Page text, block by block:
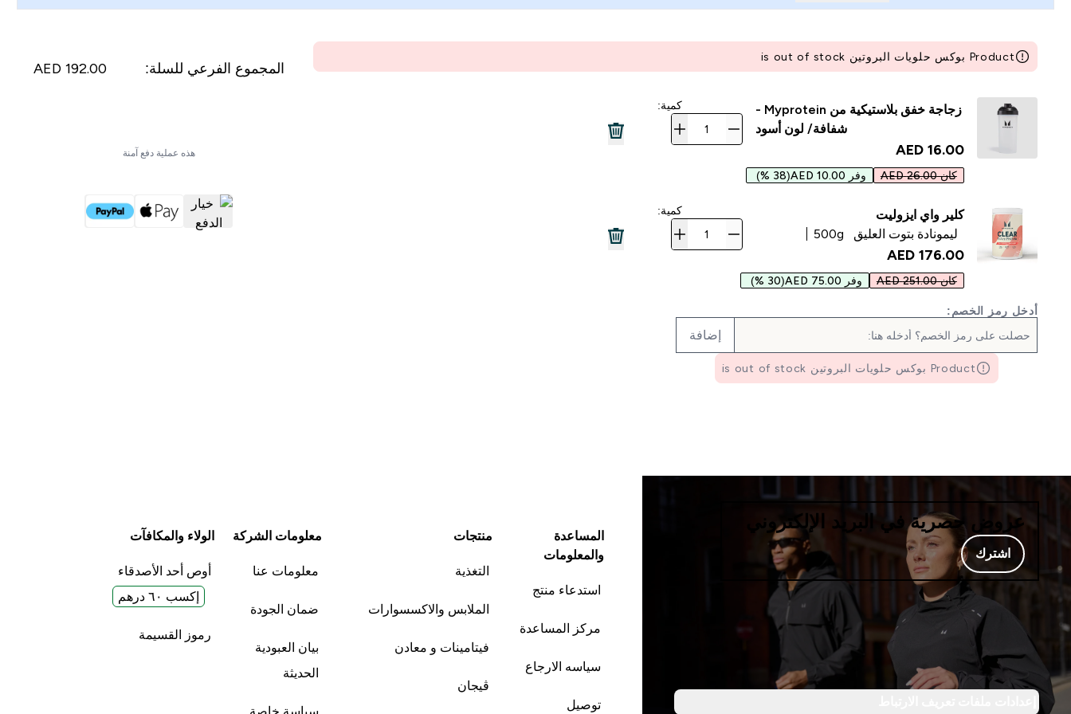
Product بوكس حلويات البروتين is out of stock
زجاجة خفق بلاستيكية من Myprotein -
شفافة/ لون أسود
16.00 AED‎
كان 26.00 AED وفر 10.00 AED (38 %)
كمية:
كلير واي ايزوليت
ليمونادة بتوت العليق
500g
176.00 AED‎
كان 251.00 AED وفر 75.00 AED (30 %)
كمية:
أدخل رمز الخصم:
إضافة
Product بوكس حلويات البروتين is out of stock
المجموع الفرعي للسلة: 192.00 AED‎
هذه عملية دفع آمنة
عروض حصرية في البريد الإلكتروني
اشترك
المساعدة
والمعلومات
استدعاء منتج
مركز المساعدة
سياسه الارجاع
توصيل
منتجات
التغذية
الملابس والاكسسوارات
فيتامينات و معادن
ڤيجان
معلومات الشركة
معلومات عنا
ضمان الجودة
بيان العبودية
الحديثة
سياسة خاصة
الولاء والمكافآت
أوص أحد الأصدقاء
إكسب ٦٠ درهم
رموز القسيمة